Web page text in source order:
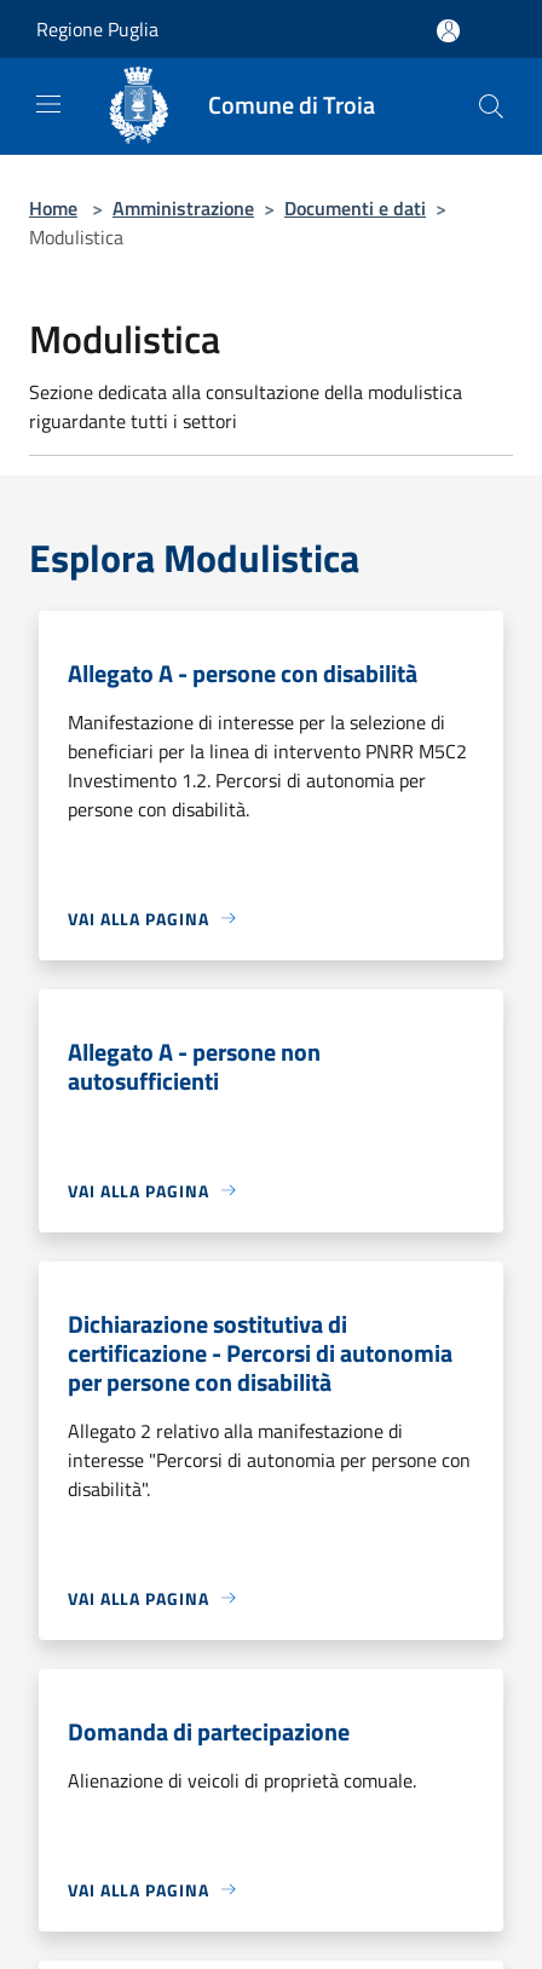
Regione Puglia
Comune di Troia
Home > Amministrazione > Documenti e dati >
Modulistica
Modulistica
Sezione dedicata alla consultazione della modulistica
riguardante tutti i settori
Esplora Modulistica
Allegato A - persone con disabilità
Manifestazione di interesse per la selezione di
beneficiari per la linea di intervento PNRR M5C2
Investimento 1.2. Percorsi di autonomia per
persone con disabilità.
VAI ALLA PAGINA
Allegato A - persone non
autosufficienti
VAI ALLA PAGINA
Dichiarazione sostitutiva di
certificazione - Percorsi di autonomia
per persone con disabilità
Allegato 2 relativo alla manifestazione di
interesse "Percorsi di autonomia per persone con
disabilità".
VAI ALLA PAGINA
Domanda di partecipazione
Alienazione di veicoli di proprietà comuale.
VAI ALLA PAGINA